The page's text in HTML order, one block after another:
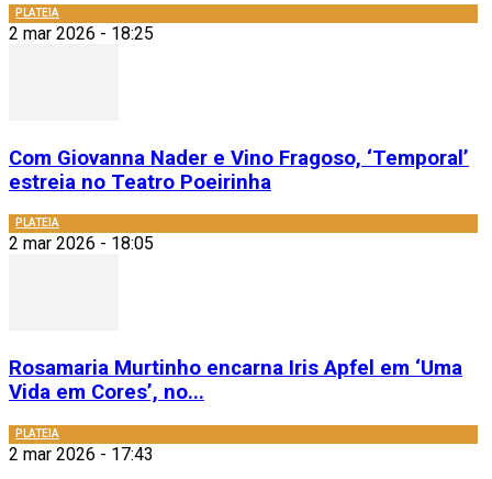
PLATEIA
2 mar 2026 - 18:25
Com Giovanna Nader e Vino Fragoso, ‘Temporal’
estreia no Teatro Poeirinha
PLATEIA
2 mar 2026 - 18:05
Rosamaria Murtinho encarna Iris Apfel em ‘Uma
Vida em Cores’, no...
PLATEIA
2 mar 2026 - 17:43